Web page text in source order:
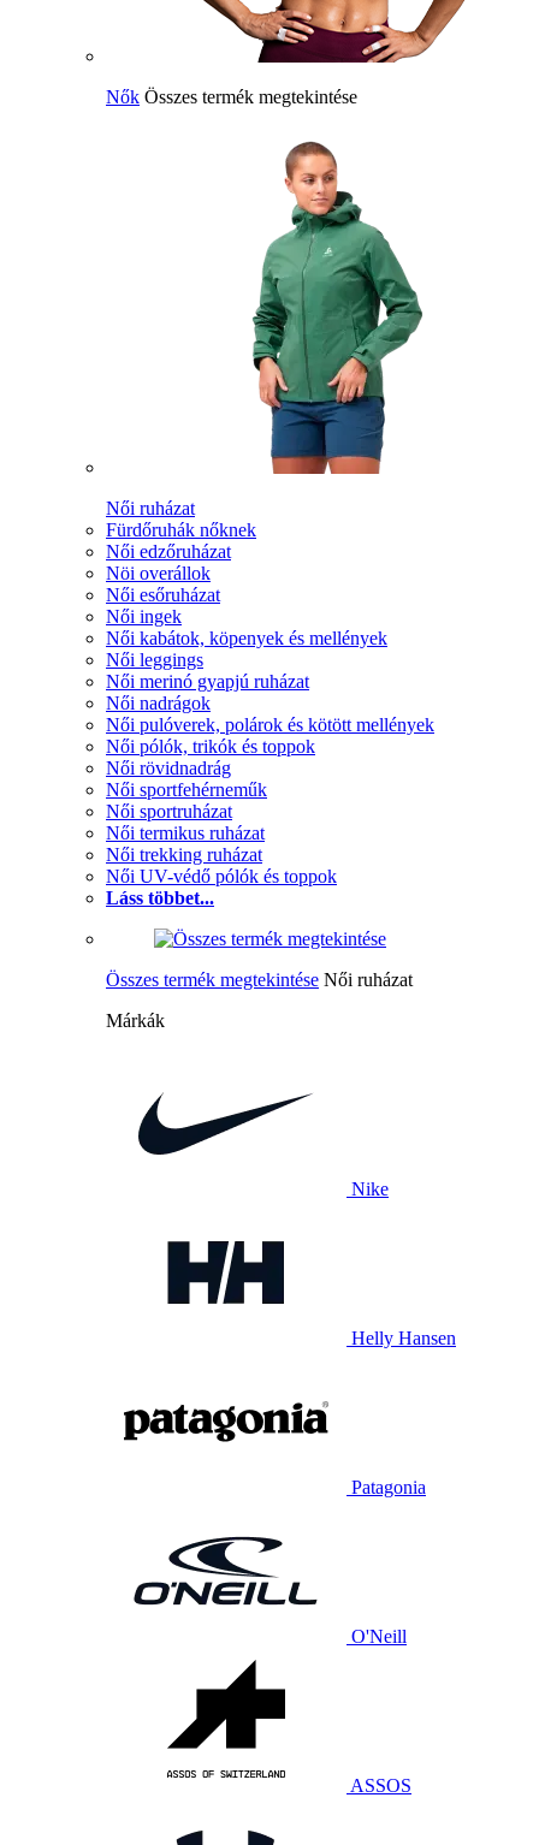
Nők Összes termék megtekintése
Női ruházat
Fürdőruhák nőknek
Női edzőruházat
Nöi overállok
Női esőruházat
Női ingek
Női kabátok, köpenyek és mellények
Női leggings
Női merinó gyapjú ruházat
Női nadrágok
Női pulóverek, polárok és kötött mellények
Női pólók, trikók és toppok
Női rövidnadrág
Női sportfehérneműk
Női sportruházat
Női termikus ruházat
Női trekking ruházat
Női UV-védő pólók és toppok
Láss többet...
Összes termék megtekintése Női ruházat
Márkák
Nike
Helly Hansen
Patagonia
O'Neill
ASSOS